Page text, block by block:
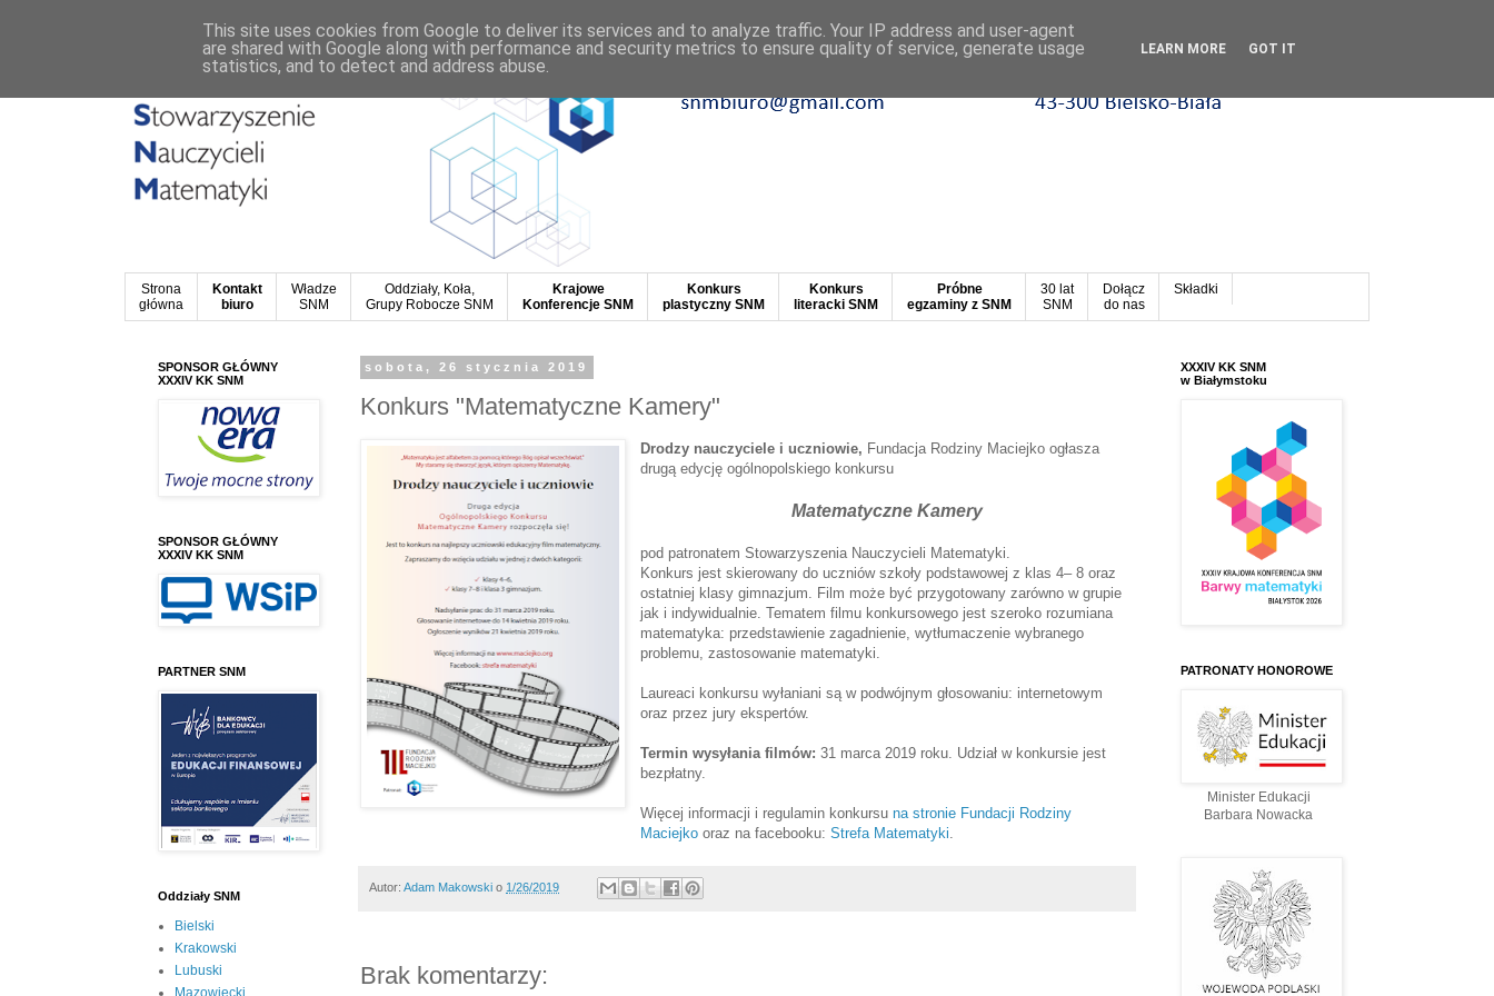
Strona
główna
Kontakt
biuro
Władze
SNM
Oddziały, Koła,
Grupy Robocze SNM
Krajowe
Konferencje SNM
Konkurs
plastyczny SNM
Konkurs
literacki SNM
Próbne
egzaminy z SNM
30 lat
SNM
Dołącz
do nas
Składki
sobota, 26 stycznia 2019
Konkurs "Matematyczne Kamery"
Drodzy nauczyciele i uczniowie, Fundacja Rodziny Maciejko ogłasza
drugą edycję ogólnopolskiego konkursu
Matematyczne Kamery
pod patronatem Stowarzyszenia Nauczycieli Matematyki.
Konkurs jest skierowany do uczniów szkoły podstawowej z klas 4– 8 oraz
ostatniej klasy gimnazjum. Film może być przygotowany zarówno w grupie
jak i indywidualnie. Tematem filmu konkursowego jest szeroko rozumiana
matematyka: przedstawienie zagadnienie, wytłumaczenie wybranego
problemu, zastosowanie matematyki.
Laureaci konkursu wyłaniani są w podwójnym głosowaniu: internetowym
oraz przez jury ekspertów.
Termin wysyłania filmów: 31 marca 2019 roku. Udział w konkursie jest
bezpłatny.
Więcej informacji i regulamin konkursuna stronie Fundacji Rodziny
Maciejko oraz na facebooku:Strefa Matematyki.
Autor: Adam Makowski o 1/26/2019
Brak komentarzy:
SPONSOR GŁÓWNY
XXXIV KK SNM
SPONSOR GŁÓWNY
XXXIV KK SNM
PARTNER SNM
Oddziały SNM
Bielski
Krakowski
Lubuski
XXXIV KK SNM
w Białymstoku
PATRONATY HONOROWE
Minister Edukacji
Barbara Nowacka
This site uses cookies from Google to deliver its services and to analyze traffic. Your IP address and user-agent
are shared with Google along with performance and security metrics to ensure quality of service, generate usage
statistics, and to detect and address abuse.
LEARN MORE GOT IT